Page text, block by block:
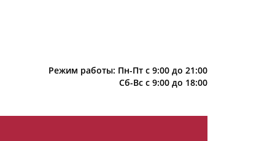
Режим работы: Пн-Пт с 9:00 до 21:00
Сб-Вс с 9:00 до 18:00